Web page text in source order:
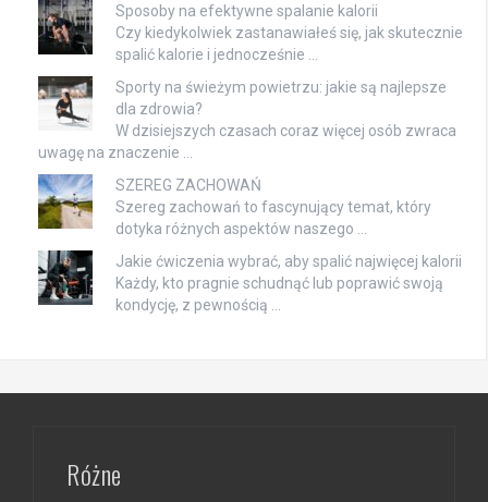
Sposoby na efektywne spalanie kalorii
Czy kiedykolwiek zastanawiałeś się, jak skutecznie
spalić kalorie i jednocześnie …
Sporty na świeżym powietrzu: jakie są najlepsze
dla zdrowia?
W dzisiejszych czasach coraz więcej osób zwraca
uwagę na znaczenie …
SZEREG ZACHOWAŃ
Szereg zachowań to fascynujący temat, który
dotyka różnych aspektów naszego …
Jakie ćwiczenia wybrać, aby spalić najwięcej kalorii
Każdy, kto pragnie schudnąć lub poprawić swoją
kondycję, z pewnością …
Różne